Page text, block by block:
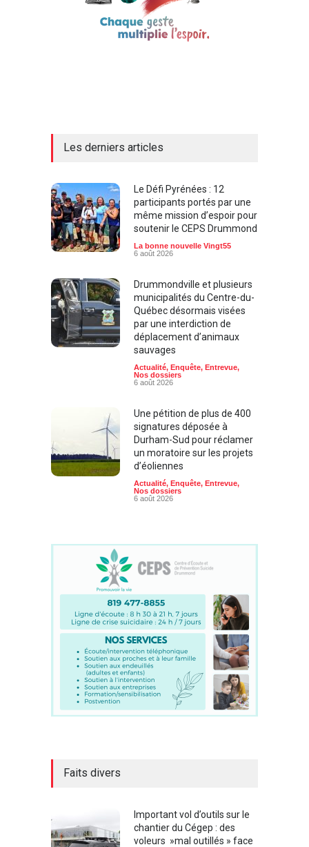
Les derniers articles
Le Défi Pyrénées : 12
participants portés par une
même mission d’espoir pour
soutenir le CEPS Drummond
La bonne nouvelle Vingt55
6 août 2026
Drummondville et plusieurs
municipalités du Centre-du-
Québec désormais visées
par une interdiction de
déplacement d’animaux
sauvages
Actualité, Enquête, Entrevue,
Nos dossiers
6 août 2026
Une pétition de plus de 400
signatures déposée à
Durham-Sud pour réclamer
un moratoire sur les projets
d’éoliennes
Actualité, Enquête, Entrevue,
Nos dossiers
6 août 2026
Faits divers
Important vol d’outils sur le
chantier du Cégep : des
voleurs »mal outillés » face